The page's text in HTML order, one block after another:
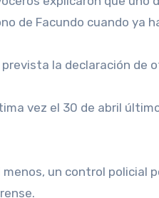
de Facundo cuando ya
la declaración
vez el 30 de abril
un control policial